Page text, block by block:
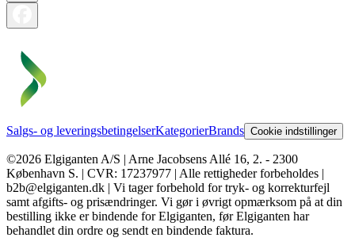
Salgs- og leveringsbetingelserKategorierBrands Cookie indstillinger
©2026 Elgiganten A/S | Arne Jacobsens Allé 16, 2. - 2300
København S. | CVR: 17237977 | Alle rettigheder forbeholdes |
b2b@elgiganten.dk | Vi tager forbehold for tryk- og korrekturfejl
samt afgifts- og prisændringer. Vi gør i øvrigt opmærksom på at din
bestilling ikke er bindende for Elgiganten, før Elgiganten har
behandlet din ordre og sendt en bindende faktura.